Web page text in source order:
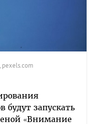
pexels.com
будут запускать
«Внимание